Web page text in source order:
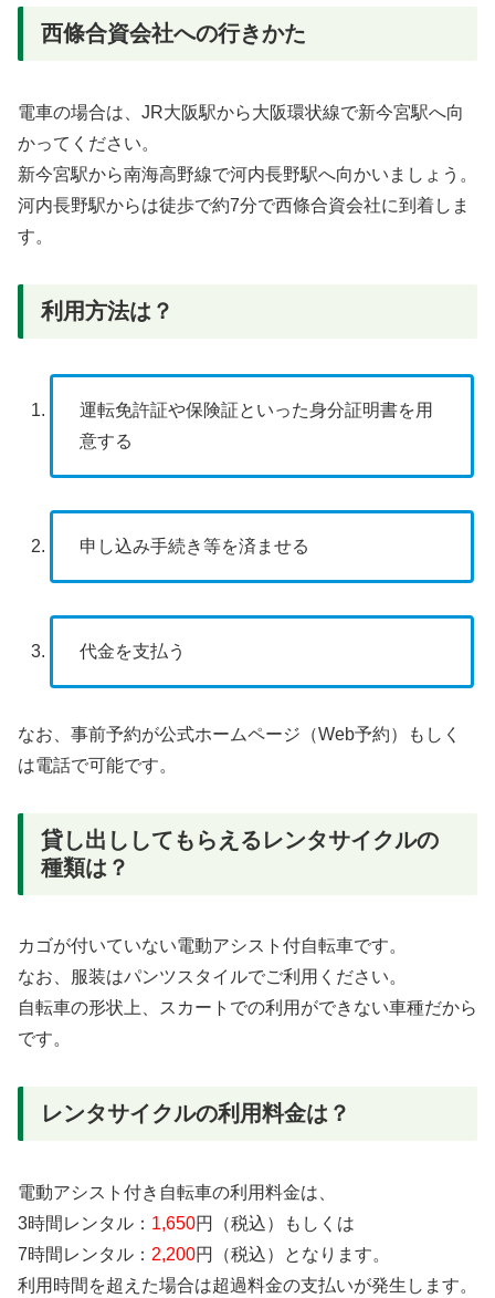
西條合資会社への行きかた
電車の場合は、JR大阪駅から大阪環状線で新今宮駅へ向
かってください。
新今宮駅から南海高野線で河内長野駅へ向かいましょう。
河内長野駅からは徒歩で約7分で西條合資会社に到着しま
す。
利用方法は？
運転免許証や保険証といった身分証明書を用
意する
申し込み手続き等を済ませる
代金を支払う
なお、事前予約が公式ホームページ（Web予約）もしく
は電話で可能です。
貸し出ししてもらえるレンタサイクルの
種類は？
カゴが付いていない電動アシスト付自転車です。
なお、服装はパンツスタイルでご利用ください。
自転車の形状上、スカートでの利用ができない車種だから
です。
レンタサイクルの利用料金は？
電動アシスト付き自転車の利用料金は、
3時間レンタル： 1,650円（税込）もしくは
​7時間レンタル： 2,200円（税込）となります。
利用時間を超えた場合は超過料金の支払いが発生します。